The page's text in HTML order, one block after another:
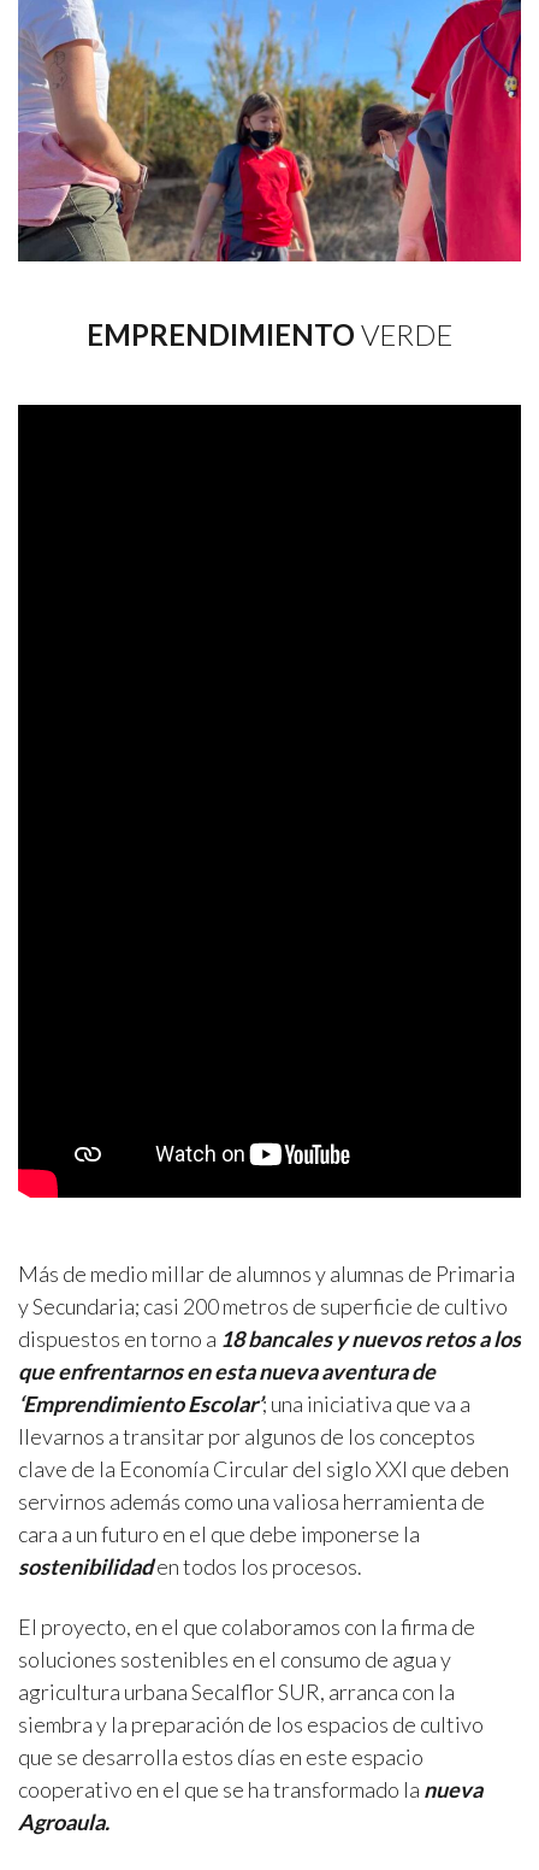
EMPRENDIMIENTO VERDE
Más de medio millar de alumnos y alumnas de Primaria
y Secundaria; casi 200 metros de superficie de cultivo
dispuestos en torno a 18 bancales y nuevos retos a los
que enfrentarnos en esta nueva aventura de
‘Emprendimiento Escolar’; una iniciativa que va a
llevarnos a transitar por algunos de los conceptos
clave de la Economía Circular del siglo XXI que deben
servirnos además como una valiosa herramienta de
cara a un futuro en el que debe imponerse la
sostenibilidaden todos los procesos.
El proyecto, en el que colaboramos con la firma de
soluciones sostenibles en el consumo de agua y
agricultura urbanaSecalflor SUR, arranca con la
siembra y la preparación de los espacios de cultivo
que se desarrolla estos días en este espacio
cooperativo en el que se ha transformado la nueva
Agroaula.